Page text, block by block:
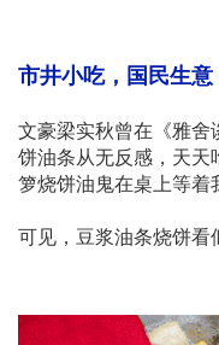
市井小吃，国民生意
文豪梁实秋曾在《雅舍
饼油条从无反感，天
箩烧饼油鬼在桌上等着
可见，豆浆油条烧饼看